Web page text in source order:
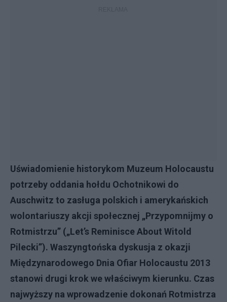
Uświadomienie historykom Muzeum Holocaustu
potrzeby oddania hołdu Ochotnikowi do
Auschwitz to zasługa polskich i amerykańskich
wolontariuszy akcji społecznej „Przypomnijmy o
Rotmistrzu” („Let’s Reminisce About Witold
Pilecki”). Waszyngtońska dyskusja z okazji
Międzynarodowego Dnia Ofiar Holocaustu 2013
stanowi drugi krok we właściwym kierunku. Czas
najwyższy na wprowadzenie dokonań Rotmistrza